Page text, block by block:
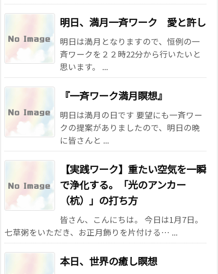
明日、満月一斉ワーク 愛と許し
明日は満月となりますので、恒例の一
斉ワークを２２時22分から行いたいと
思います。 ...
『一斉ワーク満月瞑想』
明日は満月の日です 要望にも一斉ワー
クの提案がありましたので、明日の晩
に皆さんと ...
【実践ワーク】重たい空気を一瞬
で浄化する。「光のアンカー
（杭）」の打ち方
皆さん、こんにちは。 今日は1月7日。
七草粥をいただき、お正月飾りを片付ける… ...
本日、世界の癒し瞑想